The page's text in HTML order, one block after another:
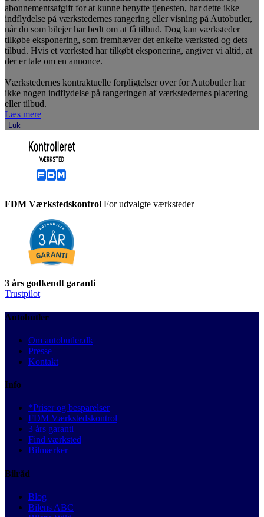
abonnementsafgift for at kunne benytte tjenesten, har dette ikke
indflydelse på værkstedernes rangering eller visning på Autobutler,
når du som bilejer har bedt om at få tilbud. Dog kan værksteder
tilkøbe eksponering, som fremhæver det enkelte værksted og dets
tilbud. Hvis et værksted har tilkøbt eksponering, angiver vi altid, at
der er tale om en annonce.
Værkstedernes kontraktuelle forpligtelser over for Autobutler har
ikke nogen indflydelse på rangeringen af værkstedernes placering
eller tilbud.
Læs mere
Luk
FDM Værkstedskontrol For udvalgte værksteder
3 års godkendt garanti
Trustpilot
Autobutler
Om autobutler.dk
Presse
Kontakt
Info
*Priser og besparelser
FDM Værkstedskontrol
3 års garanti
Find værksted
Bilmærker
Bilråd
Blog
Bilens ABC